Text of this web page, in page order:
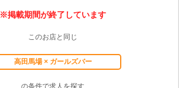
※掲載期間が終了しています
このお店と同じ
高田馬場 × ガールズバー
の条件で求人を探す